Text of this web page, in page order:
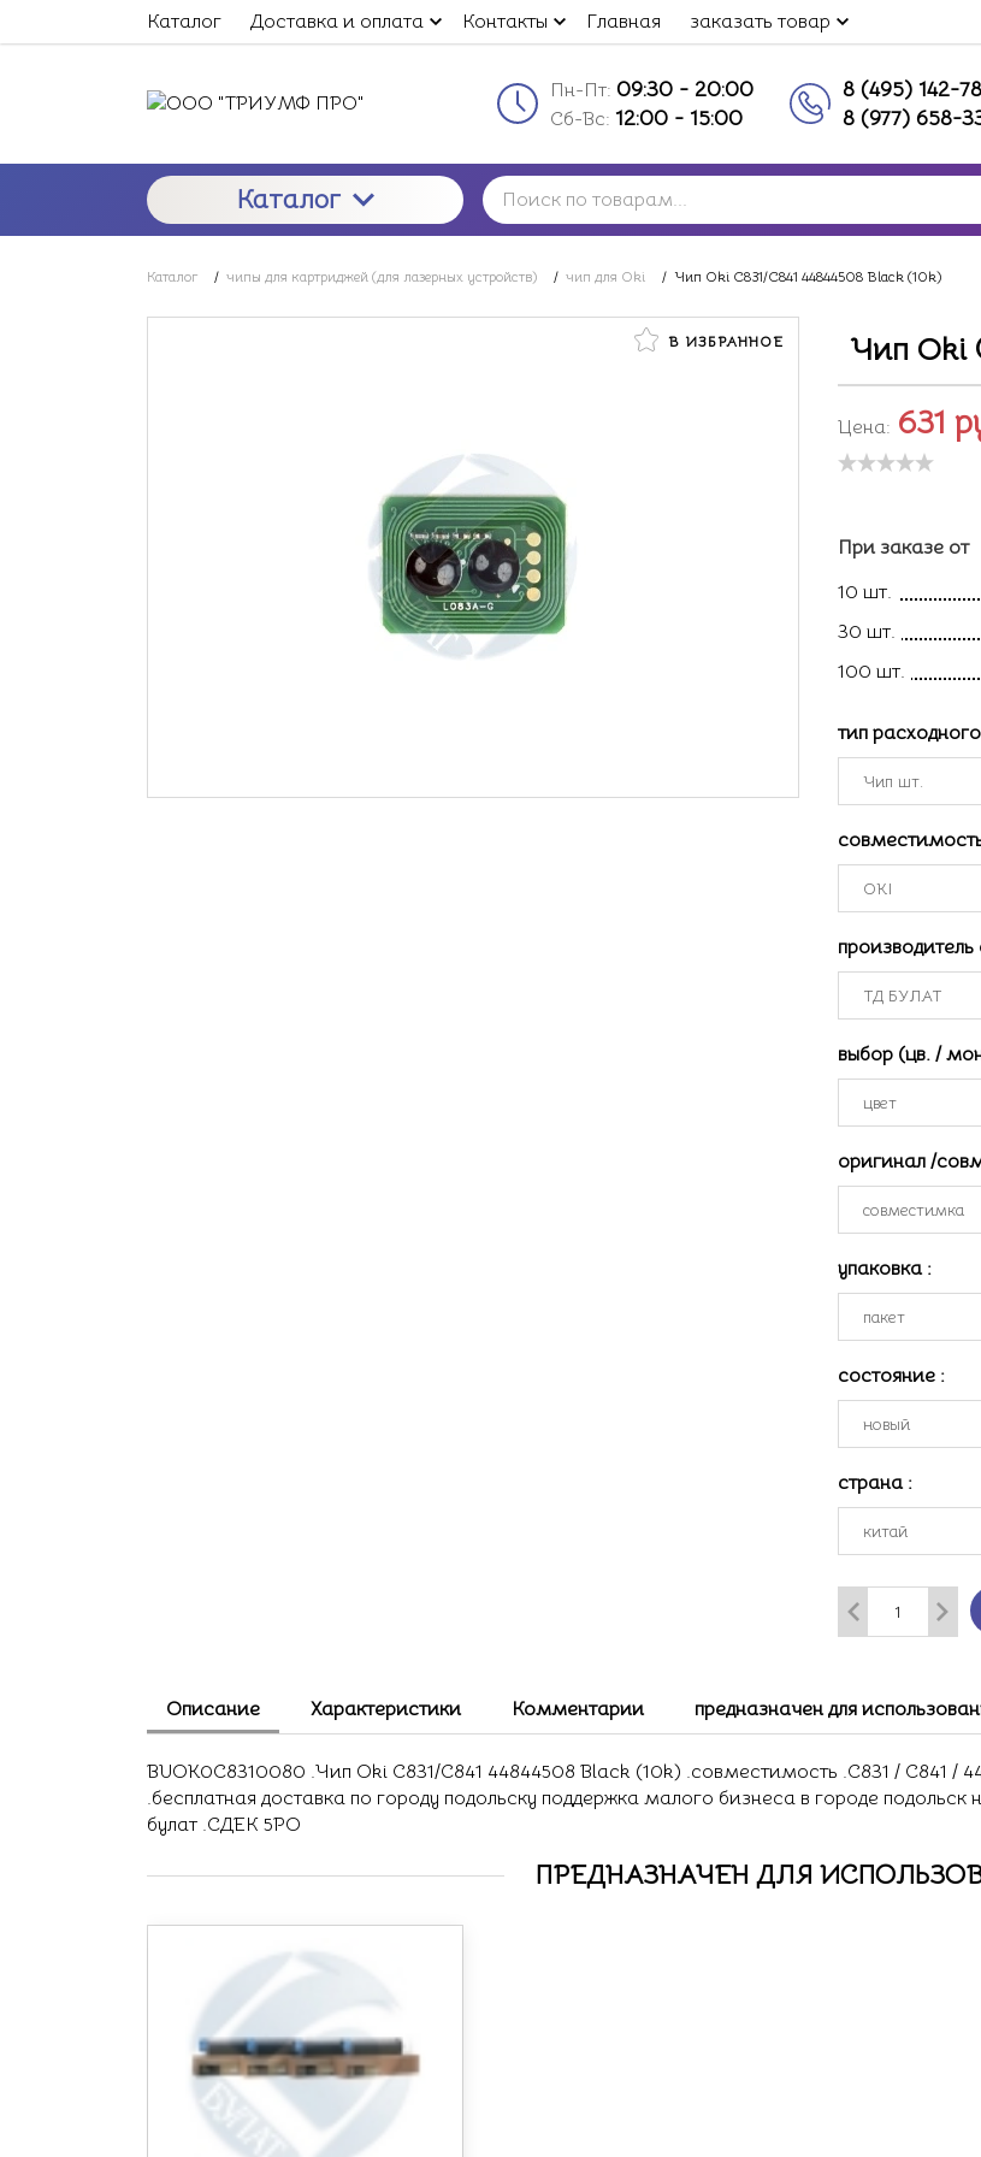
Каталог Доставка и оплата Контакты Главная заказать товар
Пн-Пт: 09:30 - 20:00
Сб-Вс: 12:00 - 15:00
8 (495) 142-
8 (977) 658-
Каталог
Каталог / чипы для картриджей (для лазерных устройств) / чип для Oki / Чип Oki C831/C841 44844508 Black (10k)
В ИЗБРАННОЕ Чип Oki
Цена: 631
При заказе от
10 шт.
30 шт.
100 шт.
тип
производитель
выбор (цв. /
оригинал /
упаковка :
состояние :
страна :
Описание Характеристики Комментарии предназначен для
BUOK0C8310080 .Чип Oki C831/C841 44844508 Black (10k) .совместимость .C831 / C841 /
.бесплатная доставка по городу подольску поддержка малого бизнеса в городе
булат .СДЕК 5PO
ПРЕДНАЗНАЧЕН ДЛЯ